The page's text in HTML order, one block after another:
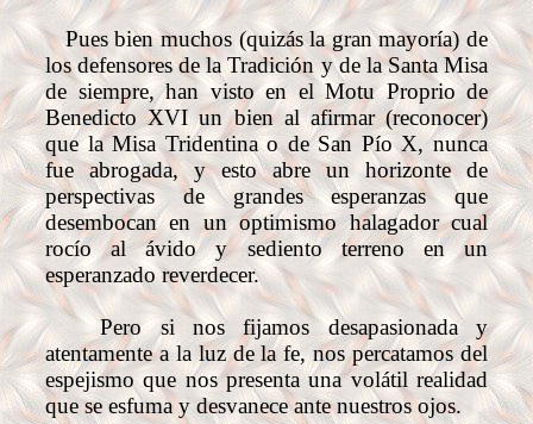
Pues bien muchos (quizás la gran mayoría) de
los defensores de la Tradición y de la Santa Misa
de siempre, han visto en el Motu Proprio de
Benedicto XVI un bien al afirmar (reconocer)
que la Misa Tridentina o de San Pío X, nunca
fue abrogada, y esto abre un horizonte de
perspectivas de grandes esperanzas que
desembocan en un optimismo halagador cual
rocío al ávido y sediento terreno en un
esperanzado reverdecer.
Pero si nos fijamos desapasionada y
atentamente a la luz de la fe, nos percatamos del
espejismo que nos presenta una volátil realidad
que se esfuma y desvanece ante nuestros ojos.